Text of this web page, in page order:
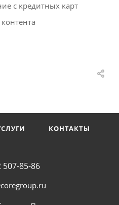
с кредитных карт
КОНТАКТЫ
507-85-86